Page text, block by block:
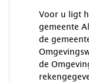
Voor u ligt
gemeente
de
de